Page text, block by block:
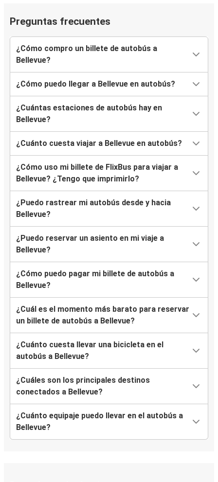
Preguntas frecuentes
¿Cómo compro un billete de autobús a
Bellevue?
¿Cómo puedo llegar a Bellevue en autobús?
¿Cuántas estaciones de autobús hay en
Bellevue?
¿Cuánto cuesta viajar a Bellevue en autobús?
¿Cómo uso mi billete de FlixBus para viajar a
Bellevue? ¿Tengo que imprimirlo?
¿Puedo rastrear mi autobús desde y hacia
Bellevue?
¿Puedo reservar un asiento en mi viaje a
Bellevue?
¿Cómo puedo pagar mi billete de autobús a
Bellevue?
¿Cuál es el momento más barato para reservar
un billete de autobús a Bellevue?
¿Cuánto cuesta llevar una bicicleta en el
autobús a Bellevue?
¿Cuáles son los principales destinos
conectados a Bellevue?
¿Cuánto equipaje puedo llevar en el autobús a
Bellevue?